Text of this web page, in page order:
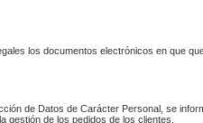
los documentos electrónicos en que
de Datos de Carácter Personal, se
gestión de los pedidos de los clientes.